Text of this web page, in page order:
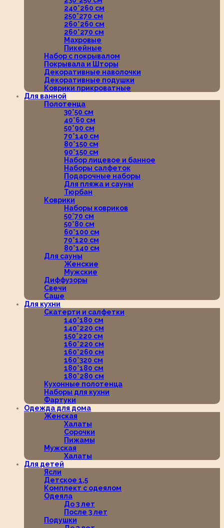
240*260 см
250*270 см
260*260 см
260*270 см
Махровые
Пикейные
Набор с покрывалом
Покрывала и Шторы
Декоративные наволочки
Декоративные подушки
Коврики прикроватные
Для ванной
Полотенца
30*50 см
40*60 см
50*90 см
70*140 см
80*150 см
90*150 см
Набор лицевое и банное
Наборы салфеток
Подарочные наборы
Для пляжа и сауны
Тюрбан
Коврики
Наборы ковриков
50*70 см
50*80 см
60*100 см
70*120 см
80*140 см
Для сауны
Женские
Мужские
Диффузоры
Свечи
Саше
Для кухни
Скатерти и салфетки
140*180 см
140*220 см
150*220 см
160*220 см
160*260 см
160*320 см
180*180 см
180*280 см
Кухонные полотенца
Наборы для кухни
Фартуки
Одежда для дома
Женская
Халаты
Сорочки
Пижамы
Мужская
Халаты
Для детей
Ясли
Детское 1,5
Комплект с одеялом
Одеяла
До 3 лет
После 3 лет
Подушки